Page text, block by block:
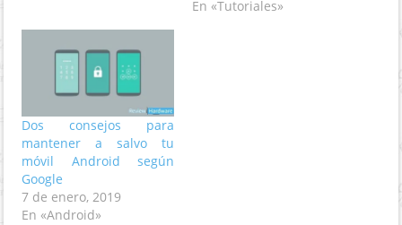
En «Tutoriales»
Dos consejos para
mantener a salvo tu
móvil Android según
Google
7 de enero, 2019
En «Android»